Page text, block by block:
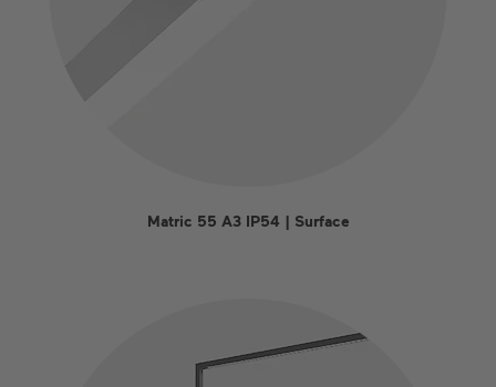
Matric 55 A3 IP54 | Surface